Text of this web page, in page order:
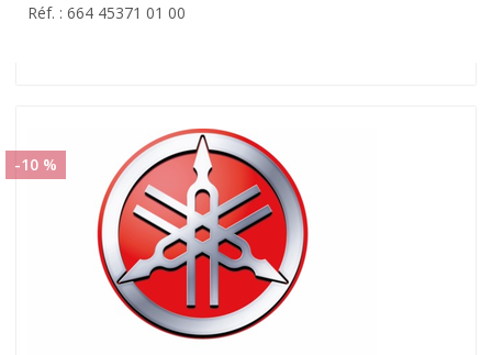
Réf. : 664 45371 01 00
-10 %